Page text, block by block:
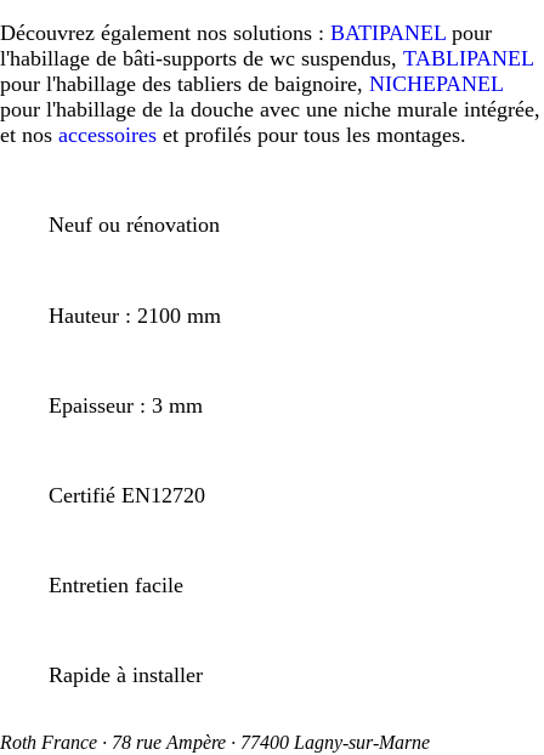
Découvrez également nos solutions : BATIPANEL pour
l'habillage de bâti-supports de wc suspendus, TABLIPANEL
pour l'habillage des tabliers de baignoire, NICHEPANEL
pour l'habillage de la douche avec une niche murale intégrée,
et nos accessoires et profilés pour tous les montages.
Neuf ou rénovation
Hauteur : 2100 mm
Epaisseur : 3 mm
Certifié EN12720
Entretien facile
Rapide à installer
Roth France · 78 rue Ampère · 77400 Lagny-sur-Marne